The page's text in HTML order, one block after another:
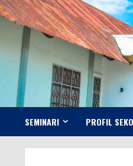
SEMINARI PROFIL